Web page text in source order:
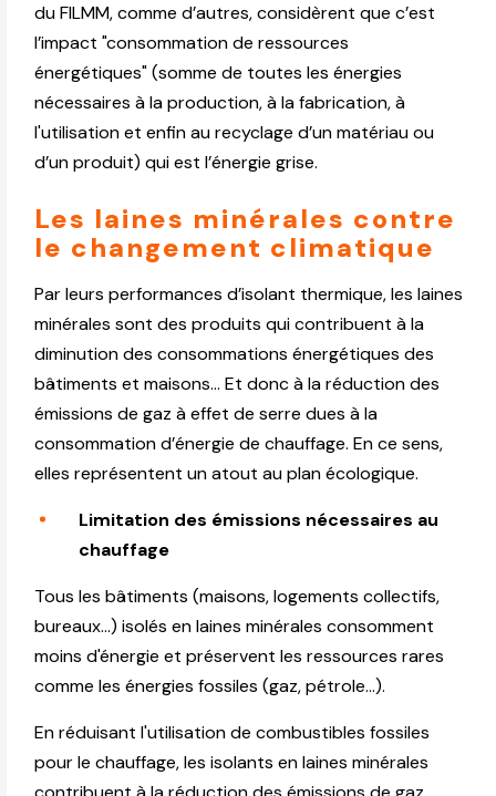
du FILMM, comme d’autres, considèrent que c’est
l’impact "consommation de ressources
énergétiques" (somme de toutes les énergies
nécessaires à la production, à la fabrication, à
l'utilisation et enfin au recyclage d’un matériau ou
d’un produit) qui est l’énergie grise.
Les laines minérales contre
le changement climatique
Par leurs performances d’isolant thermique, les laines
minérales sont des produits qui contribuent à la
diminution des consommations énergétiques des
bâtiments et maisons... Et donc à la réduction des
émissions de gaz à effet de serre dues à la
consommation d’énergie de chauffage. En ce sens,
elles représentent un atout au plan écologique.
Limitation des émissions nécessaires au
chauffage
Tous les bâtiments (maisons, logements collectifs,
bureaux…) isolés en laines minérales consomment
moins d'énergie et préservent les ressources rares
comme les énergies fossiles (gaz, pétrole…).
En réduisant l'utilisation de combustibles fossiles
pour le chauffage, les isolants en laines minérales